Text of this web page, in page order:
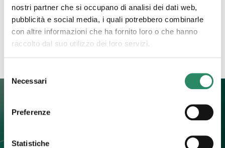
nostri partner che si occupano di analisi dei dati web,
pubblicità e social media, i quali potrebbero combinarle
con altre informazioni che ha fornito loro o che hanno
raccolto dal suo utilizzo dei loro servizi.
delNecessari
Preferenze
Statistiche
mostrare, in un gioco di vedo e non vedo,[…]
Leggi tutto